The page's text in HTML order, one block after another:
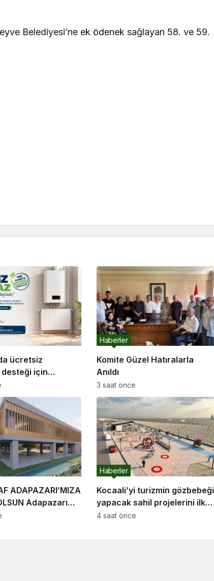
Belediyesi’ne ek ödenek sağlayan 58. ve 59.
ücretsiz
için
başladı
Komite Güzel Hatıralarla
Anıldı
Haberler
3 saat önce
ADAPAZARI’MIZA
Kocaali’yi turizmin gözbebeği
yapacak sahil projelerini ilk
kez paylaştı: “Gurur
Haberler
4 saat önce